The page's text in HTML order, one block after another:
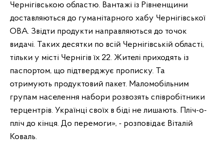
Чернігівською областю. Вантажі із Рівненщини
доставляються до гуманітарного хабу Чернігівської
ОВА. Звідти продукти направляються до точок
видачі. Таких десятки по всій Чернігівській області,
тільки у місті Чернігів їх 22. Жителі приходять із
паспортом, що підтверджує прописку. Та
отримують продуктовий пакет. Маломобільним
групам населення набори розвозять співробітники
терцентрів. Українці своїх в біді не лишають. Пліч-о-
пліч до кінця. До перемоги», - розповідає Віталій
Коваль.